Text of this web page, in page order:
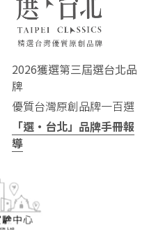
2026獲選第三屆選台北品
牌
優質台灣原創品牌一百選
「選‧台北」品牌手冊報
導